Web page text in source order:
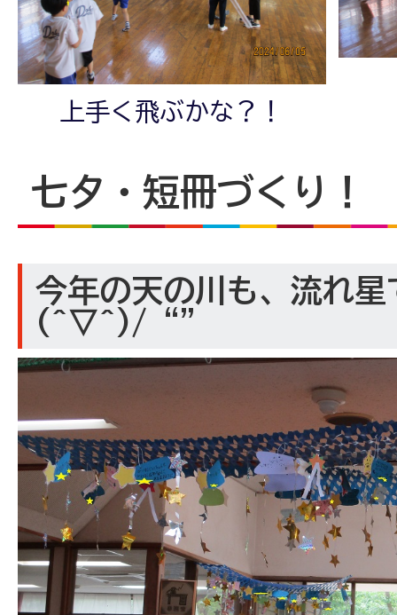
上手く飛ぶかな？！
七夕・短冊づくり！
今年の天の川も、流れ
(^▽^)/“”